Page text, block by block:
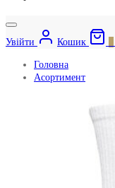
Увійти Кошик
Головна
Асортимент